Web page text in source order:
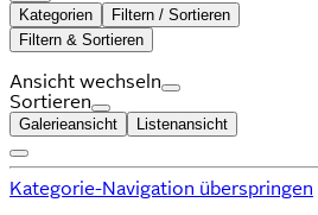
Kategorien
Filtern / Sortieren
Filtern & Sortieren
Ansicht wechseln
Sortieren
Galerieansicht Listenansicht
Kategorie-Navigation überspringen